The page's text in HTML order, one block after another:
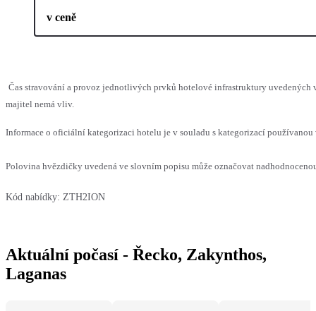
v ceně
Čas stravování a provoz jednotlivých prvků hotelové infrastruktury uvedených
majitel nemá vliv.
Informace o oficiální kategorizaci hotelu je v souladu s kategorizací
Polovina hvězdičky uvedená ve slovním popisu může označovat
Kód nabídky: ZTH2ION
Aktuální počasí - Řecko, Zakynthos,
Laganas